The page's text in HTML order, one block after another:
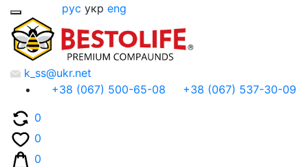
рус укр eng
k_ss@ukr.net
+38 (067) 500-65-08
+38 (067) 537-30-09
0
0
0